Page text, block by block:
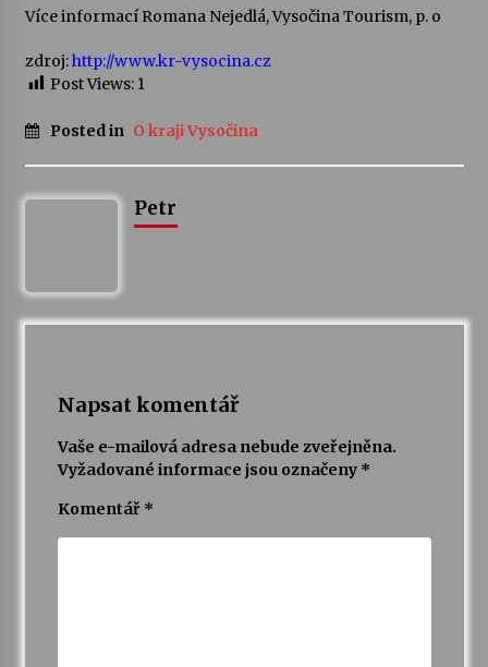
Více informací Romana Nejedlá, Vysočina Tourism, p. o
zdroj:http://www.kr-vysocina.cz
Post Views: 1
Posted in O kraji Vysočina
Petr
Napsat komentář
Vaše e-mailová adresa nebude zveřejněna.
Vyžadované informace jsou označeny *
Komentář *